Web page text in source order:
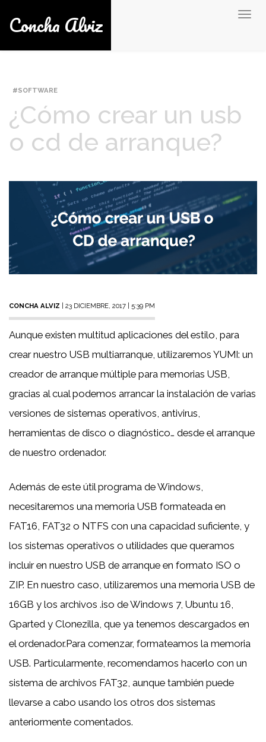
Concha Alviz
SOFTWARE
¿Cómo crear un usb
o cd de arranque?
CONCHA ALVIZ | 23 DICIEMBRE, 2017 | 5:39 PM
Aunque existen multitud aplicaciones del estilo, para
crear nuestro USB multiarranque, utilizaremos YUMI: un
creador de arranque múltiple para memorias USB,
gracias al cual podemos arrancar la instalación de varias
versiones de sistemas operativos, antivirus,
herramientas de disco o diagnóstico… desde el arranque
de nuestro ordenador.
Además de este útil programa de Windows,
necesitaremos una memoria USB formateada en
FAT16, FAT32 o NTFS con una capacidad suficiente, y
los sistemas operativos o utilidades que queramos
incluir en nuestro USB de arranque en formato ISO o
ZIP. En nuestro caso, utilizaremos una memoria USB de
16GB y los archivos .iso de Windows 7, Ubuntu 16,
Gparted y Clonezilla, que ya tenemos descargados en
el ordenador.Para comenzar, formateamos la memoria
USB. Particularmente, recomendamos hacerlo con un
sistema de archivos FAT32, aunque también puede
llevarse a cabo usando los otros dos sistemas
anteriormente comentados.